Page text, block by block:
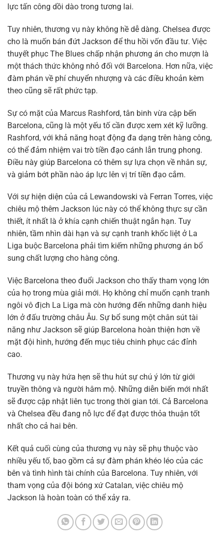
lực tấn công dồi dào trong tương lai.
Tuy nhiên, thương vụ này không hề dễ dàng. Chelsea được
cho là muốn bán đứt Jackson để thu hồi vốn đầu tư. Việc
thuyết phục The Blues chấp nhận phương án cho mượn là
một thách thức không nhỏ đối với Barcelona. Hơn nữa, việc
đàm phán về phí chuyển nhượng và các điều khoản kèm
theo cũng sẽ rất phức tạp.
Sự có mặt của Marcus Rashford, tân binh vừa cập bến
Barcelona, cũng là một yếu tố cần được xem xét kỹ lưỡng.
Rashford, với khả năng hoạt động đa dạng trên hàng công,
có thể đảm nhiệm vai trò tiền đạo cánh lẫn trung phong.
Điều này giúp Barcelona có thêm sự lựa chọn về nhân sự,
và giảm bớt phần nào áp lực lên vị trí tiền đạo cắm.
Với sự hiện diện của cả Lewandowski và Ferran Torres, việc
chiêu mộ thêm Jackson lúc này có thể không thực sự cần
thiết, ít nhất là ở khía cạnh chiến thuật ngắn hạn. Tuy
nhiên, tầm nhìn dài hạn và sự cạnh tranh khốc liệt ở La
Liga buộc Barcelona phải tìm kiếm những phương án bổ
sung chất lượng cho hàng công.
Việc Barcelona theo đuổi Jackson cho thấy tham vọng lớn
của họ trong mùa giải mới. Họ không chỉ muốn cạnh tranh
ngôi vô địch La Liga mà còn hướng đến những danh hiệu
lớn ở đấu trường châu Âu. Sự bổ sung một chân sút tài
năng như Jackson sẽ giúp Barcelona hoàn thiện hơn về
mặt đội hình, hướng đến mục tiêu chinh phục các đỉnh
cao.
Thương vụ này hứa hẹn sẽ thu hút sự chú ý lớn từ giới
truyền thông và người hâm mộ. Những diễn biến mới nhất
sẽ được cập nhật liên tục trong thời gian tới. Cả Barcelona
và Chelsea đều đang nỗ lực để đạt được thỏa thuận tốt
nhất cho cả hai bên.
Kết quả cuối cùng của thương vụ này sẽ phụ thuộc vào
nhiều yếu tố, bao gồm cả sự đàm phán khéo léo của các
bên và tình hình tài chính của Barcelona. Tuy nhiên, với
tham vọng của đội bóng xứ Catalan, việc chiêu mộ
Jackson là hoàn toàn có thể xảy ra.